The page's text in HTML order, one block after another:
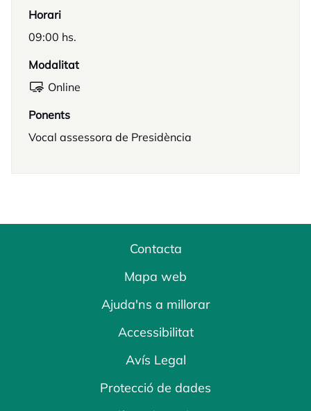
Horari
09:00 hs.
Modalitat
Online
Ponents
Vocal assessora de Presidència
Contacta
Mapa web
Ajuda'ns a millorar
Accessibilitat
Avís Legal
Protecció de dades